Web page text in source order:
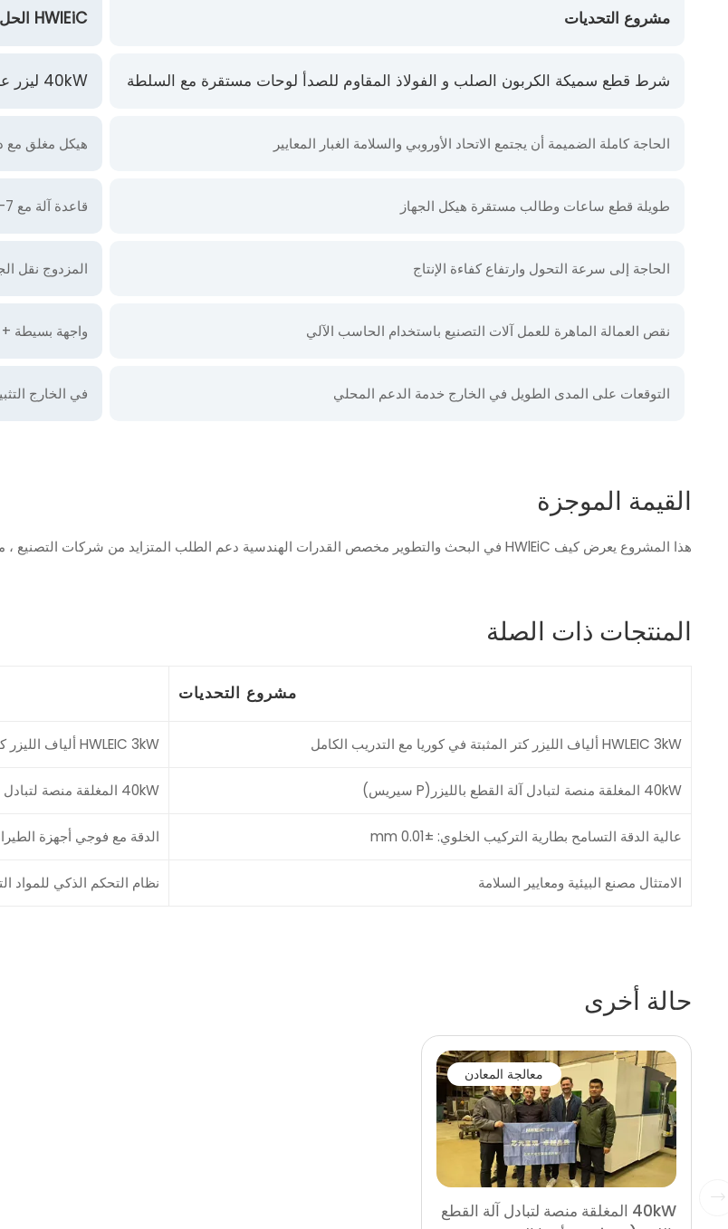
مشروع التحديات HWIEiC الحل
شرط قطع سميكة الكربون الصلب و الفولاذ المقاوم للصدأ لوحات مستقرة مع السلطة 40kW ليزر عالية الطاقة مستقرة مع مسار بصري و الصناعية نظام تبريد المياه
الحاجة كاملة الضميمة أن يجتمع الاتحاد الأوروبي والسلامة الغبار المعايير هيكل مغلق مع
طويلة قطع ساعات وطالب مستقرة هيكل الجهاز قاعدة آلة مع 7-الخطوة الشيخوخة الحرارية + شبه الجوف تصميم على مقاومة الحرارة تشوه
الحاجة إلى سرعة التحول وارتفاع كفاءة الإنتاج المزدوج نقل
نقص العمالة الماهرة للعمل آلات التصنيع باستخدام الحاسب الآلي واجهة بسيطة +
التوقعات على المدى الطويل في الخارج خدمة الدعم المحلي في الخارج
القيمة الموجزة
هذا المشروع يعرض كيف HWlEiC في البحث والتطوير مخصص القدرات الهندسية دعم الطلب المتزايد من شركات التصنيع ، مما يساعد العملاء على قدرتها التنافسية من خلال مرونة ذكية أنظمة الليزر.
المنتجات ذات الصلة
مشروع التحديات
HWLEIC 3kW ألياف الليزر كتر المثبتة في كوريا مع التدريب الكامل HWLEIC 3kW ألياف الليزر كتر
40kW المغلقة منصة لتبادل آلة القطع بالليزر(P سيريس) 40kW المغلقة منصة لتبادل الليزر آلة قطع
عالية الدقة التسامح بطارية التركيب الخلوي: ±0.01 mm الدقة مع فوجي أجهزة
الامتثال مصنع البيئية ومعايير السلامة نظام التحكم الذكي للمواد
حالة أخرى
معالجة المعادن
40kW المغلقة منصة لتبادل آلة القطع